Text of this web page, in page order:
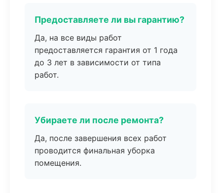
Предоставляете ли вы гарантию?
Да, на все виды работ
предоставляется гарантия от 1 года
до 3 лет в зависимости от типа
работ.
Убираете ли после ремонта?
Да, после завершения всех работ
проводится финальная уборка
помещения.